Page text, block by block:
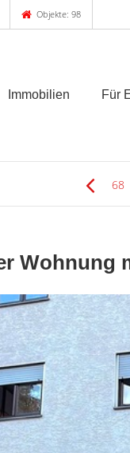
Objekte: 98
Immobilien Für
68